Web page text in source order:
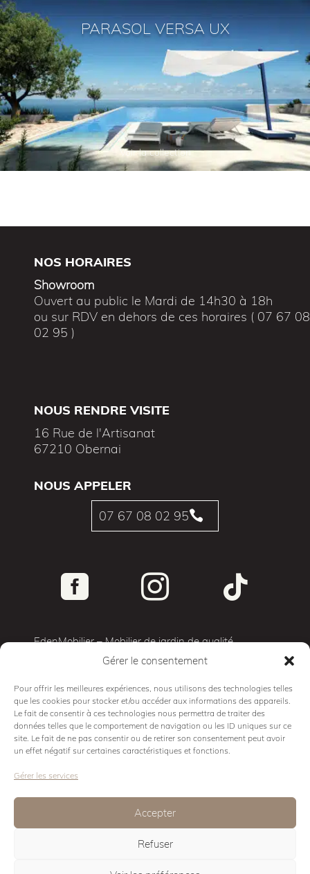
Gérer le consentement
Pour offrir les meilleures expériences, nous utilisons des technologies telles
que les cookies pour stocker et/ou accéder aux informations des appareils.
Le fait de consentir à ces technologies nous permettra de traiter des
données telles que le comportement de navigation ou les ID uniques sur ce
site. Le fait de ne pas consentir ou de retirer son consentement peut avoir
un effet négatif sur certaines caractéristiques et fonctions.
Gérer les services
Accepter
Refuser
PARASOL VERSA UX
Voir la collection
NOS HORAIRES
Showroom
Ouvert au public le Mardi de 14h30 à 18h
ou sur RDV en dehors de ces horaires ( 07 67 08
02 95 )
NOUS RENDRE VISITE
16 Rue de l'Artisanat
67210 Obernai
NOUS APPELER

07 67 08 02 95
  
EdenMobilier – Mobilier de jardin de qualité
Mobilier d’exterieur
Cuisine d’exterieur
Mobilier Pro
Showroom
Politique de cookies